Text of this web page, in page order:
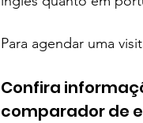
Para agendar uma
Confira
comparador de